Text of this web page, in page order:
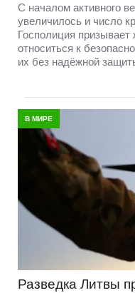
С началом активного
увеличилось и число
Госполиция
относиться к
их без надёжной
В МИРЕ
Разведка Литвы